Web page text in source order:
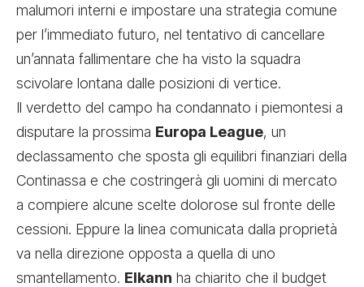
malumori interni e impostare una strategia comune
per l’immediato futuro, nel tentativo di cancellare
un’annata fallimentare che ha visto la squadra
scivolare lontana dalle posizioni di vertice.
Il verdetto del campo ha condannato i piemontesi a
disputare la prossima Europa League, un
declassamento che sposta gli equilibri finanziari della
Continassa e che costringerà gli uomini di mercato
a compiere alcune scelte dolorose sul fronte delle
cessioni. Eppure la linea comunicata dalla proprietà
va nella direzione opposta a quella di uno
smantellamento. Elkann ha chiarito che il budget